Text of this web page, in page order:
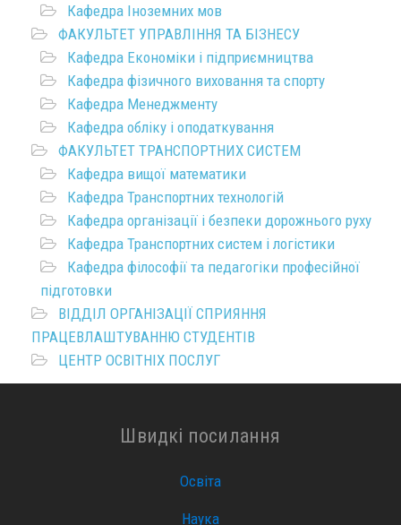
Кафедра Іноземних мов
ФАКУЛЬТЕТ УПРАВЛІННЯ ТА БІЗНЕСУ
Кафедра Економіки і підприємництва
Кафедра фізичного виховання та спорту
Кафедра Менеджменту
Кафедра обліку і оподаткування
ФАКУЛЬТЕТ ТРАНСПОРТНИХ СИСТЕМ
Кафедра вищої математики
Кафедра Транспортних технологій
Кафедра організації і безпеки дорожнього руху
Кафедра Транспортних систем і логістики
Кафедра філософії та педагогіки професійної
підготовки
ВІДДІЛ ОРГАНІЗАЦІЇ СПРИЯННЯ
ПРАЦЕВЛАШТУВАННЮ СТУДЕНТІВ
ЦЕНТР ОСВІТНІХ ПОСЛУГ
Швидкі посилання
Освіта
Наука